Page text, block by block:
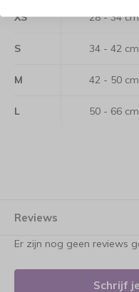
XS 28 - 34 cm
S 34 - 42 cm
M 42 - 50 cm
L 50 - 66 cm
Reviews
Er zijn nog geen reviews
Schrijf